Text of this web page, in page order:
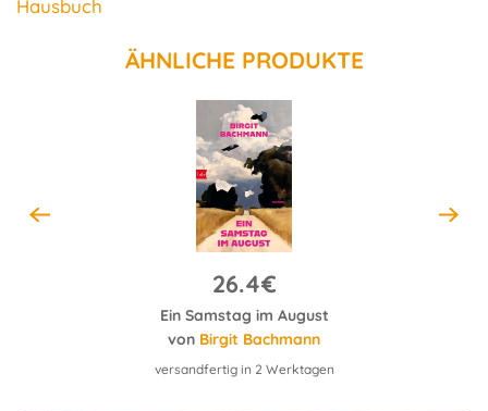
Hausbuch
ÄHNLICHE PRODUKTE
26.4€
Ein Samstag im August
von Birgit Bachmann
versandfertig in 2 Werktagen